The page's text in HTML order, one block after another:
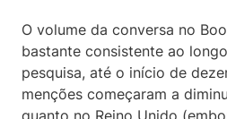
O volume da conversa no
bastante consistente ao
pesquisa, até o início de
menções começaram a
quanto no Reino Unido